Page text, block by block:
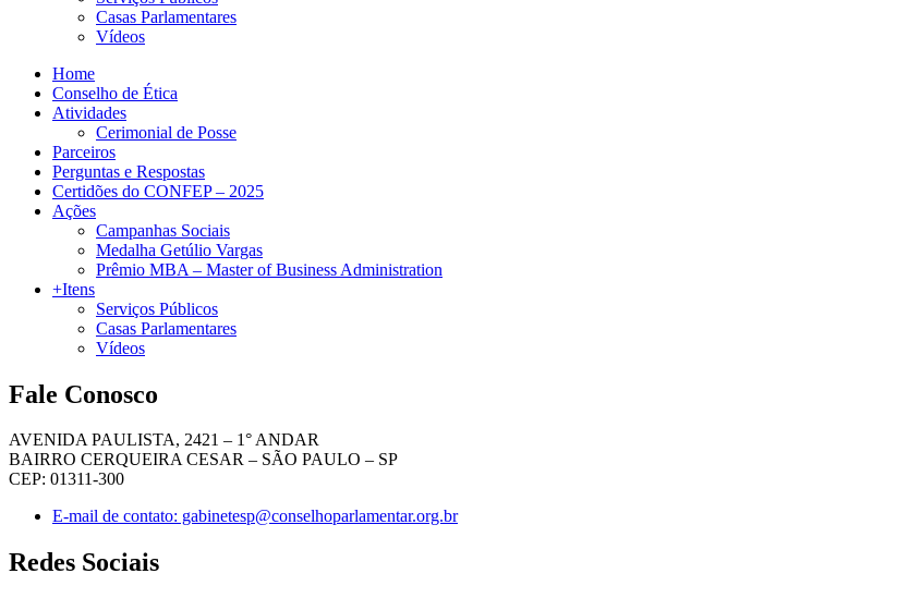
Casas Parlamentares
Vídeos
Home
Conselho de Ética
Atividades
Cerimonial de Posse
Parceiros
Perguntas e Respostas
Certidões do CONFEP – 2025
Ações
Campanhas Sociais
Medalha Getúlio Vargas
Prêmio MBA – Master of Business Administration
+Itens
Serviços Públicos
Casas Parlamentares
Vídeos
Fale Conosco
AVENIDA PAULISTA, 2421 – 1° ANDAR
BAIRRO CERQUEIRA CESAR – SÃO PAULO – SP
CEP: 01311-300
E-mail de contato: gabinetesp@conselhoparlamentar.org.br
Redes Sociais